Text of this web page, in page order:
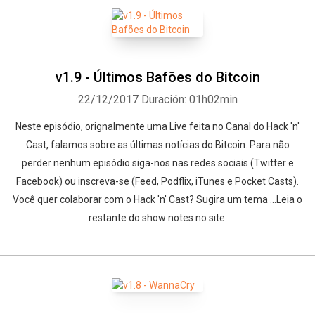
v1.9 - Últimos Bafões do Bitcoin
22/12/2017 Duración: 01h02min
Neste episódio, orignalmente uma Live feita no Canal do Hack 'n'
Cast, falamos sobre as últimas notícias do Bitcoin. Para não
perder nenhum episódio siga-nos nas redes sociais (Twitter e
Facebook) ou inscreva-se (Feed, Podflix, iTunes e Pocket Casts).
Você quer colaborar com o Hack 'n' Cast? Sugira um tema ...Leia o
restante do show notes no site.